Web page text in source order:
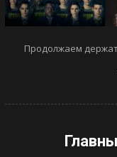
Продолжаем